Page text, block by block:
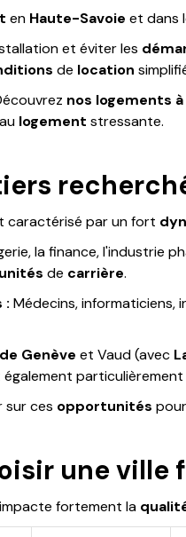
en Haute-Savoie et dans
et éviter les
de location
nos logements
logement stressante.
caractérisé par un fort
la finance, l'industrie
de carrière.
: Médecins, informaticiens,
Genève et Vaud (avec
également
sur ces opportunités
une ville
impacte fortement la